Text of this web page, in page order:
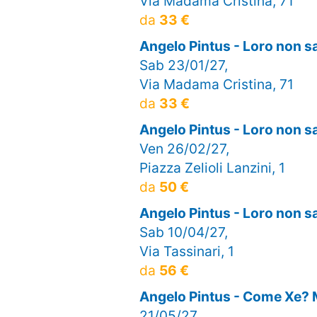
da 33 €
Angelo Pintus - Loro non
Sab 23/01/27,
Via Madama Cristina, 71
da 33 €
Angelo Pintus - Loro non
Ven 26/02/27,
Piazza Zelioli Lanzini, 1
da 50 €
Angelo Pintus - Loro non
Sab 10/04/27,
Via Tassinari, 1
da 56 €
Angelo Pintus - Come Xe?